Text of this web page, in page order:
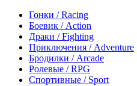
Гонки / Racing
Боевик / Action
Драки / Fighting
Приключения / Adventure
Бродилки / Arcade
Ролевые / RPG
Спортивные / Sport